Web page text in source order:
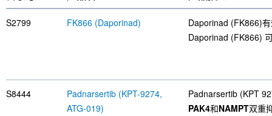
S2799 FK866 (Daporinad)
Daporinad (FK866)
Daporinad (FK866)
S8444
Padnarsertib (KPT-9274,
ATG-019)
Padnarsertib (KPT
PAK4和NAMPT双重